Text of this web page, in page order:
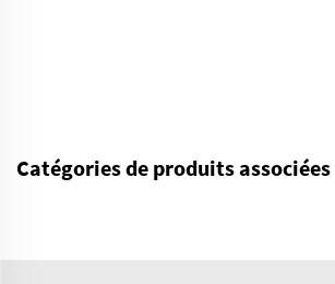
Catégories de produits associées